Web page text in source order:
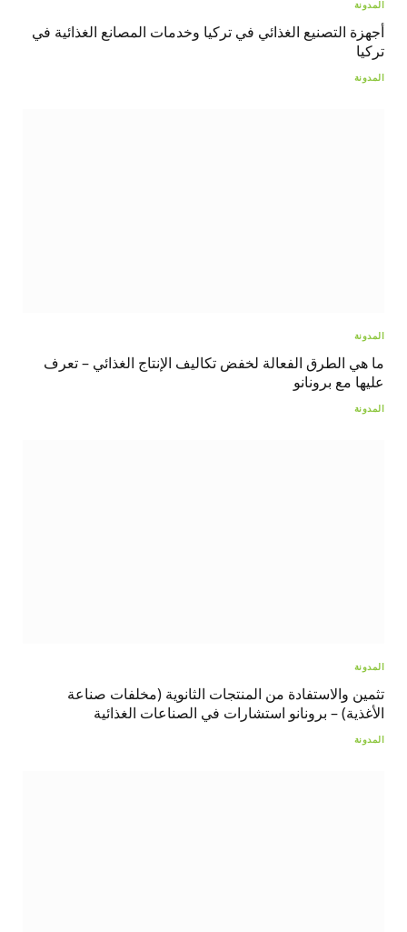
المدونة
أجهزة التصنيع الغذائي في تركيا وخدمات المصانع الغذائية في
تركيا
المدونة
المدونة
ما هي الطرق الفعالة لخفض تكاليف الإنتاج الغذائي – تعرف
عليها مع برونانو
المدونة
المدونة
تثمين والاستفادة من المنتجات الثانوية (مخلفات صناعة
الأغذية) – برونانو استشارات في الصناعات الغذائية
المدونة